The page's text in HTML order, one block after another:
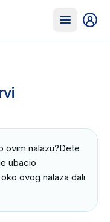
ovim nalazu?Dete
ubacio
ovog nalaza dali